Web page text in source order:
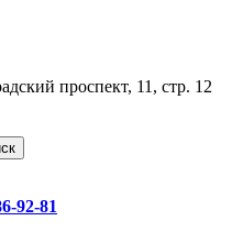
проспект, 11, стр. 12
92-81